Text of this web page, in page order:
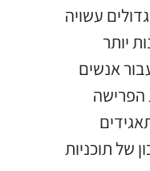
עשויה
יותר
אנשים
הפרישה
של תוכניות